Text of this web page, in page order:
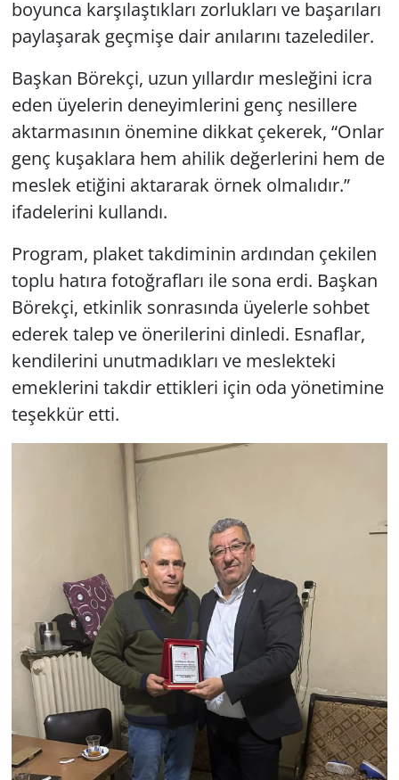
boyunca karşılaştıkları zorlukları ve başarıları
paylaşarak geçmişe dair anılarını tazelediler.
Başkan Börekçi, uzun yıllardır mesleğini icra
eden üyelerin deneyimlerini genç nesillere
aktarmasının önemine dikkat çekerek, “Onlar
genç kuşaklara hem ahilik değerlerini hem de
meslek etiğini aktararak örnek olmalıdır.”
ifadelerini kullandı.
Program, plaket takdiminin ardından çekilen
toplu hatıra fotoğrafları ile sona erdi. Başkan
Börekçi, etkinlik sonrasında üyelerle sohbet
ederek talep ve önerilerini dinledi. Esnaflar,
kendilerini unutmadıkları ve meslekteki
emeklerini takdir ettikleri için oda yönetimine
teşekkür etti.